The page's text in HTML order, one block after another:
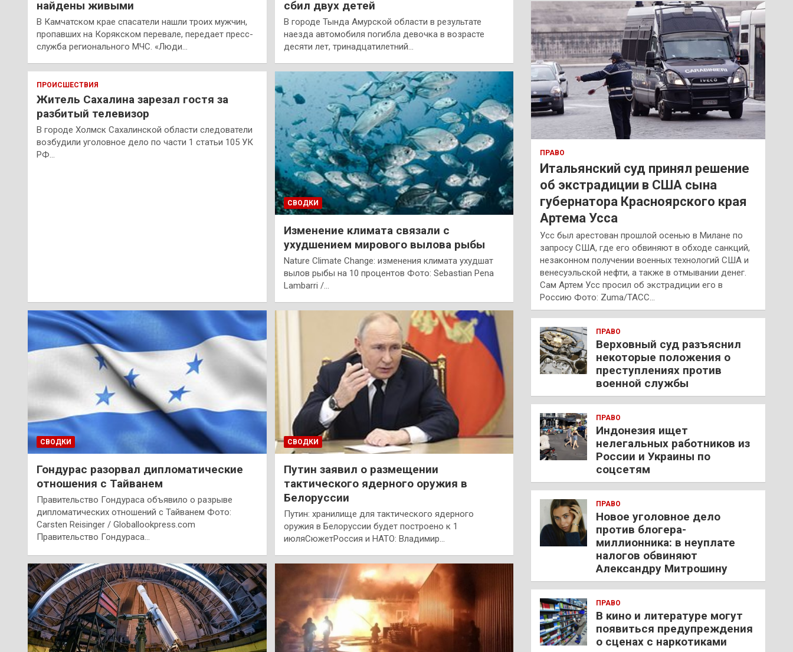
найдены живыми
В Камчатском крае спасатели нашли троих мужчин,
пропавших на Корякском перевале, передает пресс-
служба регионального МЧС. «Люди…
сбил двух детей
В городе Тында Амурской области в результате
наезда автомобиля погибла девочка в возрасте
десяти лет, тринадцатилетний…
ПРОИСШЕСТВИЯ
Житель Сахалина зарезал гостя за
разбитый телевизор
В городе Холмск Сахалинской области следователи
возбудили уголовное дело по части 1 статьи 105 УК
РФ…
СВОДКИ
Изменение климата связали с
ухудшением мирового вылова рыбы
Nature Climate Change: изменения климата ухудшат
вылов рыбы на 10 процентов Фото: Sebastian Pena
Lambarri /…
СВОДКИ
Гондурас разорвал дипломатические
отношения с Тайванем
Правительство Гондураса объявило о разрыве
дипломатических отношений с Тайванем Фото:
Carsten Reisinger / Globallookpress.com
Правительство Гондураса…
СВОДКИ
Путин заявил о размещении
тактического ядерного оружия в
Белоруссии
Путин: хранилище для тактического ядерного
оружия в Белоруссии будет построено к 1
июляСюжетРоссия и НАТО: Владимир…
к
ПРАВО
Итальянский суд принял решение
об экстрадиции в США сына
губернатора Красноярского края
Артема Усса
Усс был арестован прошлой осенью в Милане по
запросу США, где его обвиняют в обходе санкций,
незаконном получении военных технологий США и
венесуэльской нефти, а также в отмывании денег.
Сам Артем Усс просил об экстрадиции его в
Россию Фото: Zuma/ТАСС…
ПРАВО
Верховный суд разъяснил
некоторые положения о
преступлениях против
военной службы
ПРАВО
Индонезия ищет
нелегальных работников из
России и Украины по
соцсетям
ПРАВО
Новое уголовное дело
против блогера-
миллионника: в неуплате
налогов обвиняют
Александру Митрошину
ПРАВО
В кино и литературе могут
появиться предупреждения
о сценах с наркотиками